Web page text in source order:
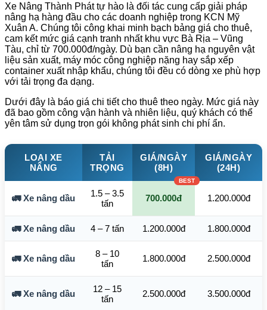
Xe Nâng Thành Phát tự hào là đối tác cung cấp giải pháp
nâng hạ hàng đầu cho các doanh nghiệp trong KCN Mỹ
Xuân A. Chúng tôi công khai minh bạch bảng giá cho thuê,
cam kết mức giá cạnh tranh nhất khu vực Bà Rịa – Vũng
Tàu, chỉ từ 700.000đ/ngày. Dù bạn cần nâng hạ nguyên vật
liệu sản xuất, máy móc công nghiệp nặng hay sắp xếp
container xuất nhập khẩu, chúng tôi đều có dòng xe phù hợp
với tải trọng đa dạng.
Dưới đây là báo giá chi tiết cho thuê theo ngày. Mức giá này
đã bao gồm công vận hành và nhiên liệu, quý khách có thể
yên tâm sử dụng trọn gói không phát sinh chi phí ẩn.
LOẠI XE
NÂNG
TẢI
TRỌNG
GIÁ/NGÀY
(8H)
GIÁ/NGÀY
(24H)
🚛 Xe nâng dầu
1.5 – 3.5
tấn
700.000đ 1.200.000đ
🚛 Xe nâng dầu 4 – 7 tấn 1.200.000đ 1.800.000đ
🚛 Xe nâng dầu
8 – 10
tấn
1.800.000đ 2.500.000đ
🚛 Xe nâng dầu
12 – 15
tấn
2.500.000đ 3.500.000đ